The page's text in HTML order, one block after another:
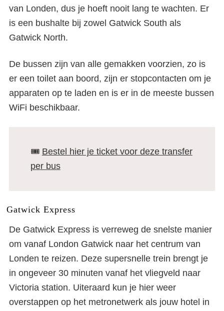
van Londen, dus je hoeft nooit lang te wachten. Er
is een bushalte bij zowel Gatwick South als
Gatwick North.
De bussen zijn van alle gemakken voorzien, zo is
er een toilet aan boord, zijn er stopcontacten om je
apparaten op te laden en is er in de meeste bussen
WiFi beschikbaar.
🎟️ Bestel hier je ticket voor deze transfer
per bus
Gatwick Express
De Gatwick Express is verreweg de snelste manier
om vanaf London Gatwick naar het centrum van
Londen te reizen. Deze supersnelle trein brengt je
in ongeveer 30 minuten vanaf het vliegveld naar
Victoria station. Uiteraard kun je hier weer
overstappen op het metronetwerk als jouw hotel in